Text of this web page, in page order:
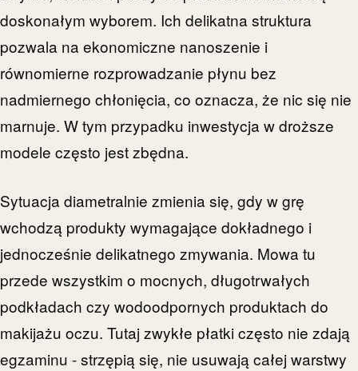
doskonałym wyborem. Ich delikatna struktura
pozwala na ekonomiczne nanoszenie i
równomierne rozprowadzanie płynu bez
nadmiernego chłonięcia, co oznacza, że nic się nie
marnuje. W tym przypadku inwestycja w droższe
modele często jest zbędna.
Sytuacja diametralnie zmienia się, gdy w grę
wchodzą produkty wymagające dokładnego i
jednocześnie delikatnego zmywania. Mowa tu
przede wszystkim o mocnych, długotrwałych
podkładach czy wodoodpornych produktach do
makijażu oczu. Tutaj zwykłe płatki często nie zdają
egzaminu - strzępią się, nie usuwają całej warstwy